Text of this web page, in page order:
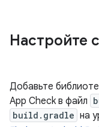
Настройте
Добавьте
App Check в файл
build.gradle на